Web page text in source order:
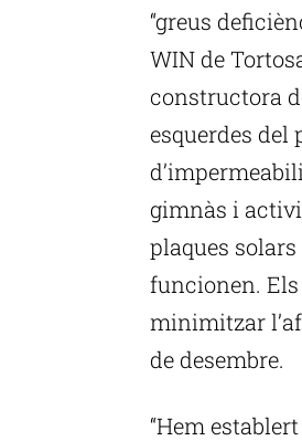
“greus
WIN de
constructora
esquerdes
gimnàs i
plaques solars
funcionen. Els
minimitzar
de desembre.
“Hem